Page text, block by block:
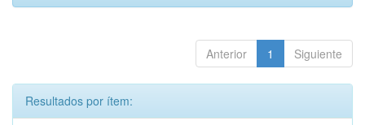
Anterior 1 Siguiente
Resultados por ítem: